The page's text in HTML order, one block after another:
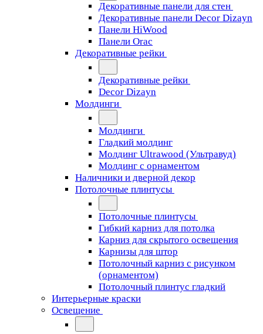
Декоративные панели для стен
Декоративные панели Decor Dizayn
Панели HiWood
Панели Orac
Декоративные рейки
Декоративные рейки
Decor Dizayn
Молдинги
Молдинги
Гладкий молдинг
Молдинг Ultrawood (Ультравуд)
Молдинг с орнаментом
Наличники и дверной декор
Потолочные плинтусы
Потолочные плинтусы
Гибкий карниз для потолка
Карниз для скрытого освещения
Карнизы для штор
Потолочный карниз с рисунком
(орнаментом)
Потолочный плинтус гладкий
Интерьерные краски
Освещение